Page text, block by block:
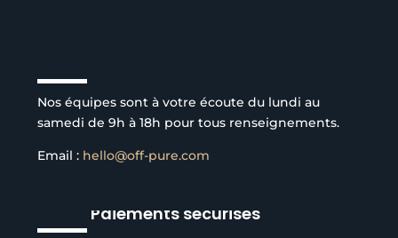
Nos équipes sont à votre écoute du lundi au
samedi de 9h à 18h pour tous renseignements.
Email : hello@off-pure.com
Paiements sécurisés